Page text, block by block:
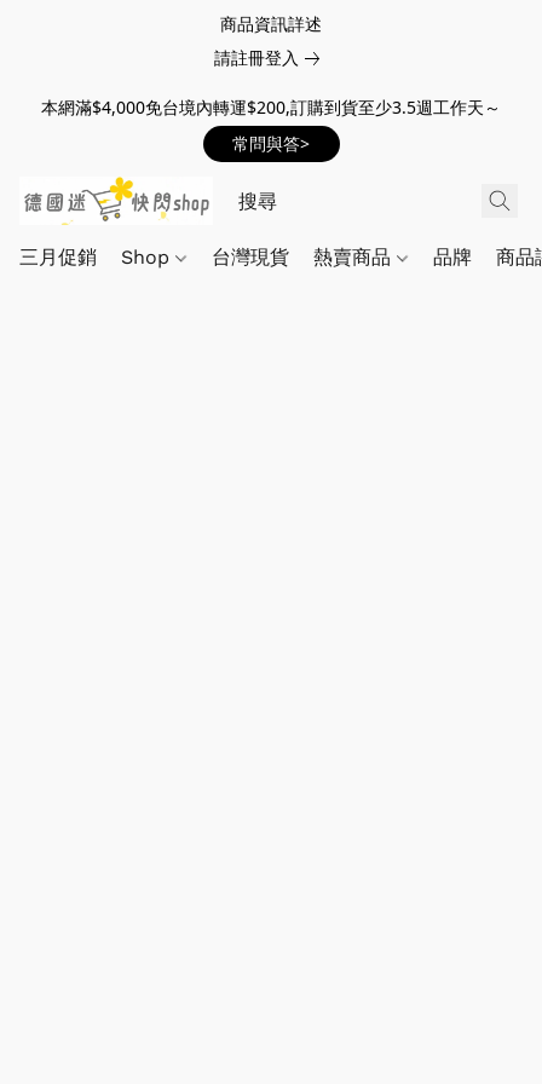
商品資訊詳述
請註冊登入
本網滿$4,000免台境內轉運$200,訂購到貨至少3.5週工作天～
常問與答>
三月促銷 Shop 台灣現貨 熱賣商品 品牌 商品